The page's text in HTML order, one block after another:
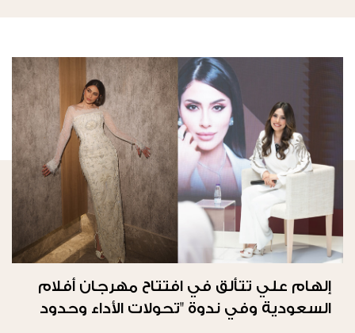
إلهام علي تتألق في افتتاح مهرجان أفلام
السعودية وفي ندوة "تحولات الأداء وحدود